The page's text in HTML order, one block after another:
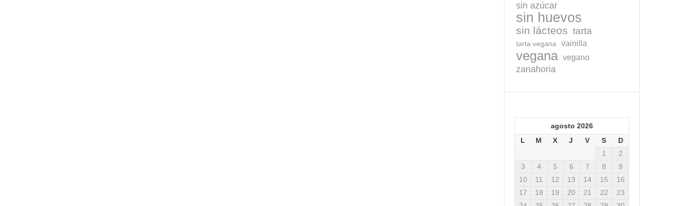
sin azúcar
sin huevos
sin lácteos tarta
tarta vegana vainilla
vegana vegano
zanahoria
agosto 2026
L
M X J V S
D
1
2
3
4 5 6 7 8
9
10
11 12 13 14 15
16
17
18 19 20 21 22
23